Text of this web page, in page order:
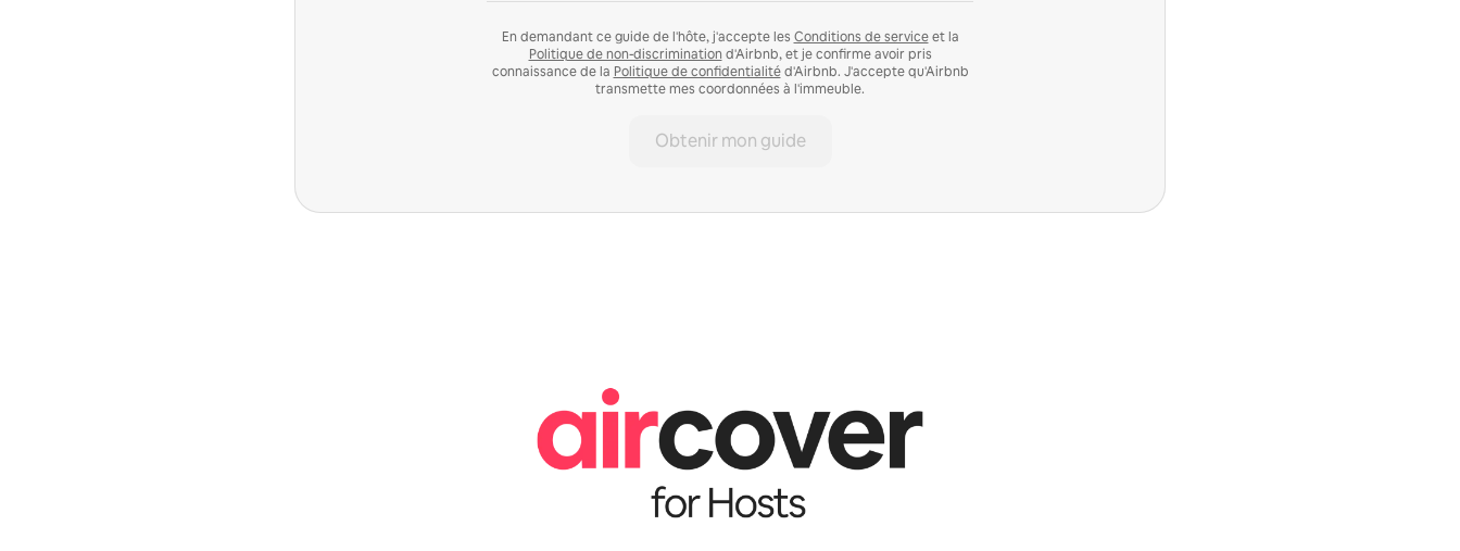
En demandant ce guide de l'hôte, j'accepte les Conditions de serviceet la
Politique de non-discrimination d'Airbnb, et je confirme avoir pris
connaissance de la Politique de confidentialitéd'Airbnb. J'accepte qu'Airbnb
transmette mes coordonnées à l'immeuble.
Obtenir mon guide